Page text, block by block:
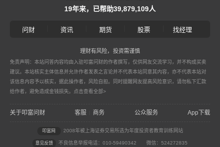
19年来，已帮助39,879,109人
问财 资讯 期货 股票 找经理
理财有风险，投资需谨慎
免责声明：本站问答内容均由入驻叩富问财的作者撰写，仅供网友交流学习，并不构成买卖
建议。本站核实主体信息并允许作者发表之言论并不代表本站同意其内容，亦不代表本站对
该信息内容予以核实，据此操作者，风险自担。同时提醒网友提高风险意识，请勿私下汇款
给作者，避免造成金钱损失。 点击查看全部>
关于叩富问财 客服 商务 公众服务 App下载
叩富网 2008年被上海证券交易所选为年度投资者教育训练网站
意见反馈 不良信息举报电话：010-59490342 微信：524272835